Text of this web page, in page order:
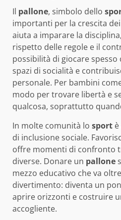
Il pallone, simbolo dello
importanti per la crescita
aiuta a imparare la
rispetto delle regole e il
possibilità di giocare spesso
spazi di socialità e
personale. Per bambini
modo per trovare libertà e
qualcosa, soprattutto
In molte comunità lo sport
di inclusione sociale.
offre momenti di confronto
diverse. Donare un pallone
mezzo educativo che va
divertimento: diventa un
aprire orizzonti e costruire
accogliente.